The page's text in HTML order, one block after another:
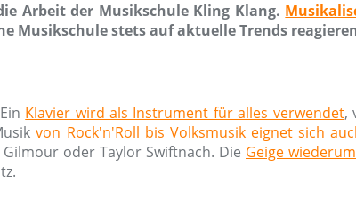
Arbeit der Musikschule Kling Klang.
Musikschule stets auf aktuelle Trends
Klavier wird als Instrument für alles verwendet,
von Rock'n'Roll bis Volksmusik eignet sich
oder Taylor Swiftnach. Die Geige